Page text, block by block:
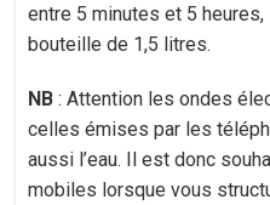
entre 5 minutes et 5
bouteille de 1,5 litres.
NB : Attention les ondes
celles émises par les
aussi l’eau. Il est donc
mobiles lorsque vous